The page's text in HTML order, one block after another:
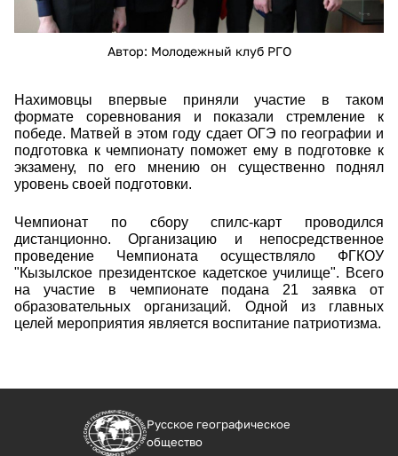
Автор: Молодежный клуб РГО
Нахимовцы впервые приняли участие в таком
формате соревнования и показали стремление к
победе. Матвей в этом году сдает ОГЭ по географии и
подготовка к чемпионату поможет ему в подготовке к
экзамену, по его мнению он существенно поднял
уровень своей подготовки.
Чемпионат по сбору спилс-карт проводился
дистанционно. Организацию и непосредственное
проведение Чемпионата осуществляло ФГКОУ
"Кызылское президентское кадетское училище". Всего
на участие в чемпионате подана 21 заявка от
образовательных организаций. Одной из главных
целей мероприятия является воспитание патриотизма.
Русское географическое
общество